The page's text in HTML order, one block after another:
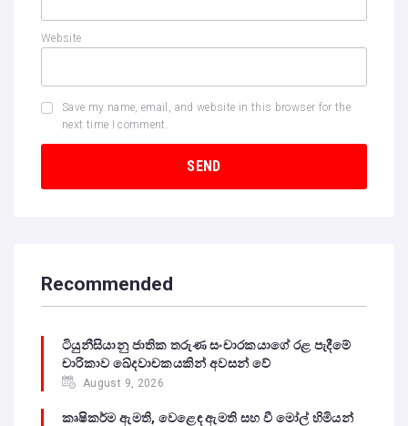
Website
Save my name, email, and website in this browser for the
next time I comment.
Recommended
ටියුනීසියානු ජාතික තරුණ සංචාරකයාගේ රළ පැදීමේ
චාරිකාව ඛේදවාචකයකින් අවසන් වේ‍
August 9, 2026
කෘෂිකර්ම ඇමති, වෙළෙඳ ඇමති සහ වී මෝල් හිමියන්